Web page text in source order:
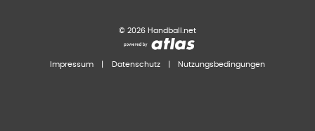
© 2026 Handball.net
Impressum Datenschutz Nutzungsbedingungen